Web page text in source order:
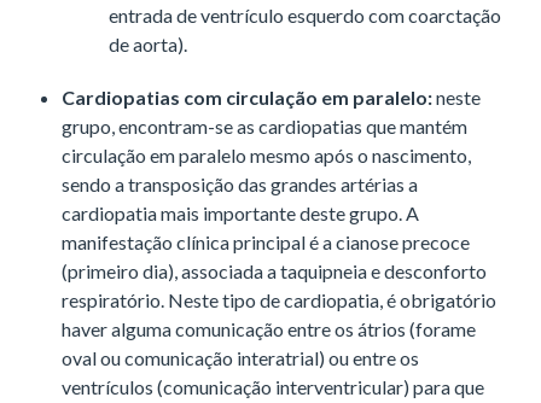
entrada de ventrículo esquerdo com coarctação
de aorta).
Cardiopatias com circulação em paralelo:neste
grupo, encontram-se as cardiopatias que mantém
circulação em paralelo mesmo após o nascimento,
sendo a transposição das grandes artérias a
cardiopatia mais importante deste grupo. A
manifestação clínica principal é a cianose precoce
(primeiro dia), associada a taquipneia e desconforto
respiratório. Neste tipo de cardiopatia, é obrigatório
haver alguma comunicação entre os átrios (forame
oval ou comunicação interatrial) ou entre os
ventrículos (comunicação interventricular) para que